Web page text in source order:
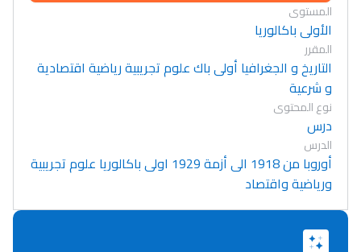
المستوى
الأولى باكالوريا
المقرر
التاريخ و الجغرافيا أولى باك علوم تجريبية رياضية اقتصادية
و شرعية
نوع المحتوى
درس
الدرس
أوروبا من 1918 الى أزمة 1929 اولى باكالوريا علوم تجريبية
ورياضية واقتصاد